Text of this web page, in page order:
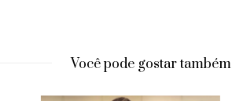
Você pode gostar também